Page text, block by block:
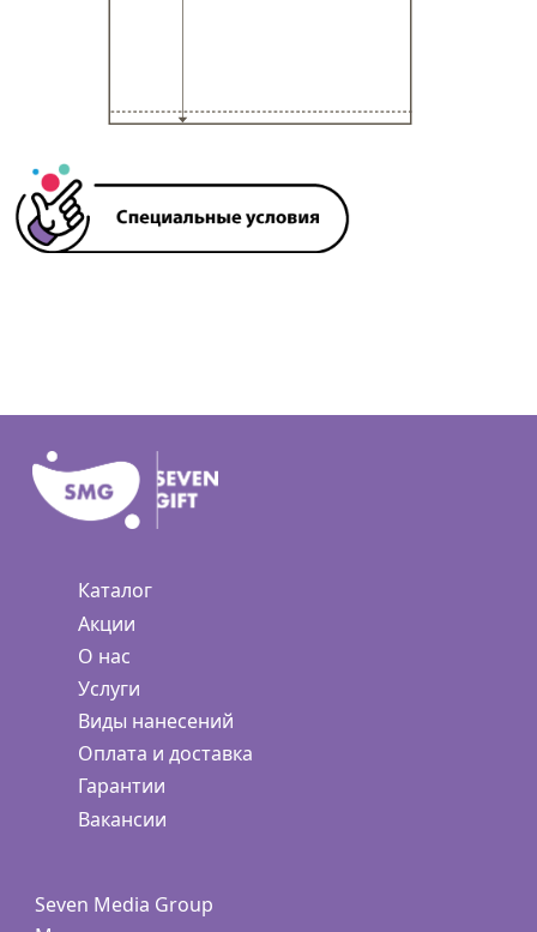
Каталог
Акции
О нас
Услуги
Виды нанесений
Оплата и доставка
Гарантии
Вакансии
Seven Media Group